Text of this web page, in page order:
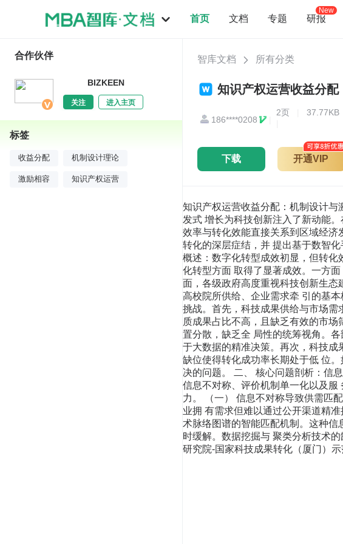
首页 文档 专题 研报
New
智库文档 所有分类
知识产权运营收益分
186****0208
2页 37.77KB
下载 开通VIP
知识产权运营收益分配：机制设计
发式 增长为科技创新注入了新动能
效率与转化效能直接关系到区域经
转化的深层症结，并 提出基于数智
概述：数字化转型成效初显，但转
化转型方面 取得了显著成效。一方
面，各级政府高度重视科技创新生态
高校院所供给、企业需求牵 引的基
挑战。首先，科技成果供给与市场
质成果占比不高，且缺乏有效的市场
置分散，缺乏全 局性的统筹视角。
于大数据的精准决策。再次，科技
缺位使得转化成功率长期处于低 位
决的问题。 二、 核心问题剖析：信
信息不对称、评价机制单一化以及
力。 （一） 信息不对称导致供需匹
业拥 有需求但难以通过公开渠道精
术脉络图谱的智能匹配机制。这种信
时缓解。数据挖掘与 聚类分析技术
研究院-国家科技成果转化（厦门）
合作伙伴
BIZKEEN
关注 进入主页
标签
收益分配 机制设计理论
激励相容 知识产权运营